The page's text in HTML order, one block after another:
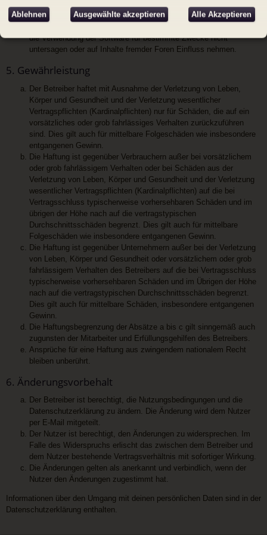
Verfügung gestellt. Beide haben keinen Einfluss auf die Art und
die Verwendung der Software für bestimmte Zwecke nicht
untersagen oder auf Inhalte fremder Foren Einfluss nehmen.
5. Gewährleistung
Der Betreiber haftet mit Ausnahme der Verletzung von Leben,
Körper und Gesundheit und der Verletzung wesentlicher
Vertragspflichten (Kardinalpflichten) nur für Schäden, die auf ein
vorsätzliches oder grob fahrlässiges Verhalten zurückzuführen
sind. Dies gilt auch für mittelbare Folgeschäden wie insbesondere
entgangenen Gewinn.
Die Haftung ist gegenüber Verbrauchern außer bei vorsätzlichem
oder grob fahrlässigem Verhalten oder bei Schäden aus der
Verletzung von Leben, Körper und Gesundheit und der Verletzung
wesentlicher Vertragspflichten (Kardinalpflichten) auf die bei
Vertragsschluss typischerweise vorhersehbaren Schäden und im
übrigen der Höhe nach auf die vertragstypischen
Durchschnittsschäden begrenzt. Dies gilt auch für mittelbare
Folgeschäden wie insbesondere entgangenen Gewinn.
Die Haftung ist gegenüber Unternehmern außer bei der Verletzung
von Leben, Körper und Gesundheit oder vorsätzlichem oder grob
fahrlässigem Verhalten des Betreibers auf die bei Vertragsschluss
typischerweise vorhersehbaren Schäden und im Übrigen der Höhe
nach auf die vertragstypischen Durchschnittsschäden begrenzt.
Dies gilt auch für mittelbare Schäden, insbesondere entgangenen
Gewinn.
Die Haftungsbegrenzung der Absätze a bis c gilt sinngemäß auch
zugunsten der Mitarbeiter und Erfüllungsgehilfen des Betreibers.
Ansprüche für eine Haftung aus zwingendem nationalem Recht
bleiben unberührt.
6. Änderungsvorbehalt
Der Betreiber ist berechtigt, die Nutzungsbedingungen und die
Datenschutzerklärung zu ändern. Die Änderung wird dem Nutzer
per E-Mail mitgeteilt.
Der Nutzer ist berechtigt, den Änderungen zu widersprechen. Im
Falle des Widerspruchs erlischt das zwischen dem Betreiber und
dem Nutzer bestehende Vertragsverhältnis mit sofortiger Wirkung.
Die Änderungen gelten als anerkannt und verbindlich, wenn der
Nutzer den Änderungen zugestimmt hat.
Informationen über den Umgang mit deinen persönlichen Daten sind in der
Datenschutzerklärung enthalten.
Ablehnen Ausgewählte akzeptieren Alle Akzeptieren